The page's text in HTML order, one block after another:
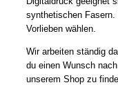
synthetischen
Vorlieben wählen.
Wir arbeiten ständig
du einen Wunsch
unserem Shop zu